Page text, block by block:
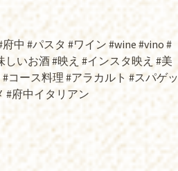
中 #パスタ #ワイン #wine #vino #
いお酒 #映え #インスタ映え #美
コース料理 #アラカルト #スパゲッ
#府中イタリアン